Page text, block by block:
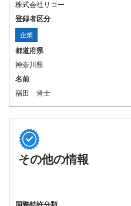
株式会社リコー
登録者区分
企業
都道府県
神奈川県
名前
福田 晋士
その他の情報